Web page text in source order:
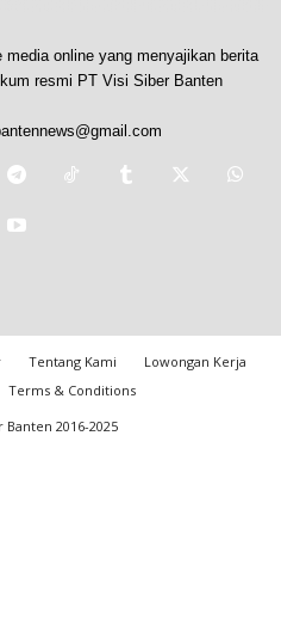
online yang menyajikan berita
resmi PT Visi Siber Banten
Tentang Kami
Lowongan Kerja
Terms & Conditions
Banten 2016-2025